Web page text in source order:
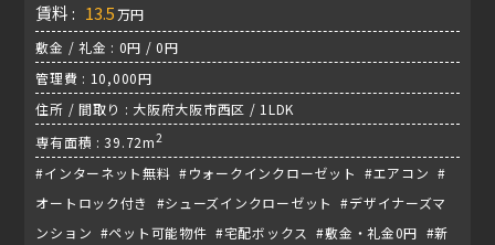
賃料 : 13.5 万円
敷金 / 礼金 : 0円 / 0円
管理費 : 10,000円
住所 / 間取り : 大阪府大阪市西区 / 1LDK
専有面積 : 39.72m2
#インターネット無料 #ウォークインクローゼット #エアコン #
オートロック付き #シューズインクローゼット #デザイナーズマ
ンション #ペット可能物件 #宅配ボックス #敷金・礼金0円 #新